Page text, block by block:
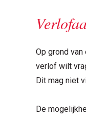
Op grond
verlof wilt
Dit mag niet
De